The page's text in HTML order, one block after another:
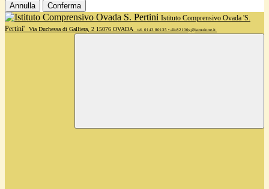
Annulla Conferma
Istituto Comprensivo Ovada 'S.
Pertini'
Via Duchessa di Galliera, 2 15076 OVADA tel. 0143 80135 • alic82100g@istruzione.it